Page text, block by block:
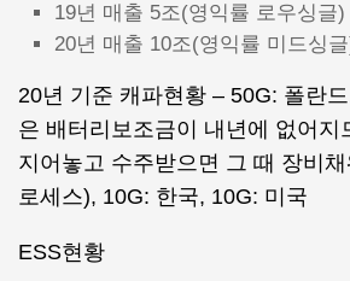
19년 매출 5조(영익률 로우싱글
20년 매출 10조(영익률 미드싱
20년 기준 캐파현황 – 50G: 폴란
은 배터리보조금이 내년에 없어지
지어놓고 수주받으면 그 때 장비
로세스), 10G: 한국, 10G: 미국
ESS현황